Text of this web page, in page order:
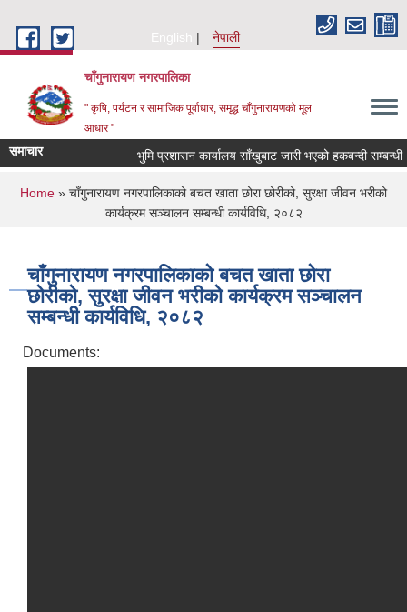
English
नेपाली
चाँगुनारायण नगरपालिका
" कृषि, पर्यटन र सामाजिक पूर्वाधार, समृद्ध चाँगुनारायणको मूल
आधार "
समाचार भुमि प्रशासन कार्यालय साँखुबाट जारी भएको हकबन्दी सम्बन्धी ३५
You are here
Home » चाँगुनारायण नगरपालिकाको बचत खाता छोरा छोरीको, सुरक्षा जीवन भरीको
कार्यक्रम सञ्चालन सम्बन्धी कार्यविधि, २०८२
चाँगुनारायण नगरपालिकाको बचत खाता छोरा
छोरीको, सुरक्षा जीवन भरीको कार्यक्रम सञ्चालन
सम्बन्धी कार्यविधि, २०८२
Documents: